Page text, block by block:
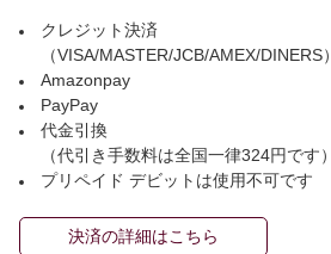
クレジット決済
（VISA/MASTER/JCB/AMEX/DINERS）
Amazonpay
PayPay
代金引換
（代引き手数料は全国一律324円です）
プリペイド デビットは使用不可です
決済の詳細はこちら